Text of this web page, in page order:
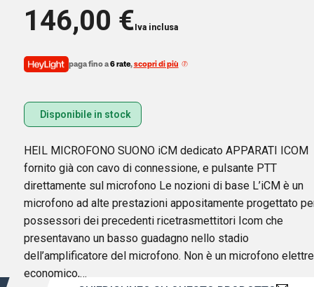
146,00 € Iva inclusa
paga fino a6 rate,scopri di più
Disponibile in stock
HEIL MICROFONO SUONO iCM dedicato APPARATI ICOM
fornito già con cavo di connessione, e pulsante PTT
direttamente sul microfono Le nozioni di base L’iCM è un
microfono ad alte prestazioni appositamente progettato
possessori dei precedenti ricetrasmettitori Icom che
presentavano un basso guadagno nello stadio
dell’amplificatore del microfono. Non è un microfono
economico,…